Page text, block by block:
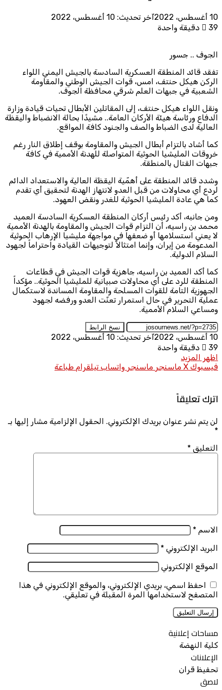
10 أغسطس، 2022
آخر تحديث: 10 أغسطس، 2022
39
دقيقة واحدة
الجوف .. جسور
تفقد قائد المنطقة العسكرية السادسة بالجيش اليمني اللواء
الركن هيكل حنتف، امس، قوات الجيش الوطني والمقاومة
الشعبية في جبهات العلم شرقي محافظة الجوف.
ونقل اللواء هيكل حنتف، إلى المقاتلين الأبطال تحيات قيادة وزارة
الدفاع ورئاسة هيئة الأركان العامة.. مشيدًا بحالة الانضباط واليقظة
العالية لدى الضباط والصف والجنود كافة المواقع.
كما أشاد بالتزام أبطال الجيش والمقاومة بوقف إطلاق النار رغم
خروقات المليشيا الحوثية المتواصلة للهدنة الأممية في كافة
جبهات القتال بالمنطقة.
وشدد قائد المنطقة على أهمّية اليقظة العالية والاستعداد الدائم
لردع أي محاولات من قبل العدو لانتهاز الهدنة لتحقيق أي تقدم
كما هي عادة المليشيا الحوثية للغدر ونقض العهود.
ومن جانبه، أكد رئيس أركان المنطقة العسكرية السادسة العميد
محمد بن راسيه، أن التزام قوات الجيش والمقاومة بالهدنة الأممية
لا يعني استسلامها أو ضعفها في مواجهة مليشيا الإرهاب الحوثية
المدعومة من إيران، وإنما امتثالاً لتوجيهات القيادة واحتراماً لجهود
السلام الدولية.
كما أكد العميد بن راسيه، جاهزية قوات الجيش في قطاعات
المنطقة للرد على أي محاولات صبيانية للمليشيا الحوثية.. مؤكداً
الجهوزية التامة للقوات المسلحة والمقاومة المساندة لاستكمال
عملية التحرير في حال استمرار تعنّت العدو ورفضه لجهود
ومساعي السلام الأممية.
نسخ الرابط
10 أغسطس، 2022
آخر تحديث: 10 أغسطس، 2022
39
دقيقة واحدة
اظهر المزيد
فيسبوك X ماسنجر ماسنجر واتساب تيلقرام طباعة
اترك تعليقاً
لن يتم نشر عنوان بريدك الإلكتروني.
الحقول الإلزامية مشار إليها بـ
*
التعليق *
الاسم *
البريد الإلكتروني *
الموقع الإلكتروني
احفظ اسمي، بريدي الإلكتروني، والموقع الإلكتروني في هذا
المتصفح لاستخدامها المرة المقبلة في تعليقي.
مساحات إعلانية
كلية النهضة
الإعلانات
تحفيظ قران
لاصق